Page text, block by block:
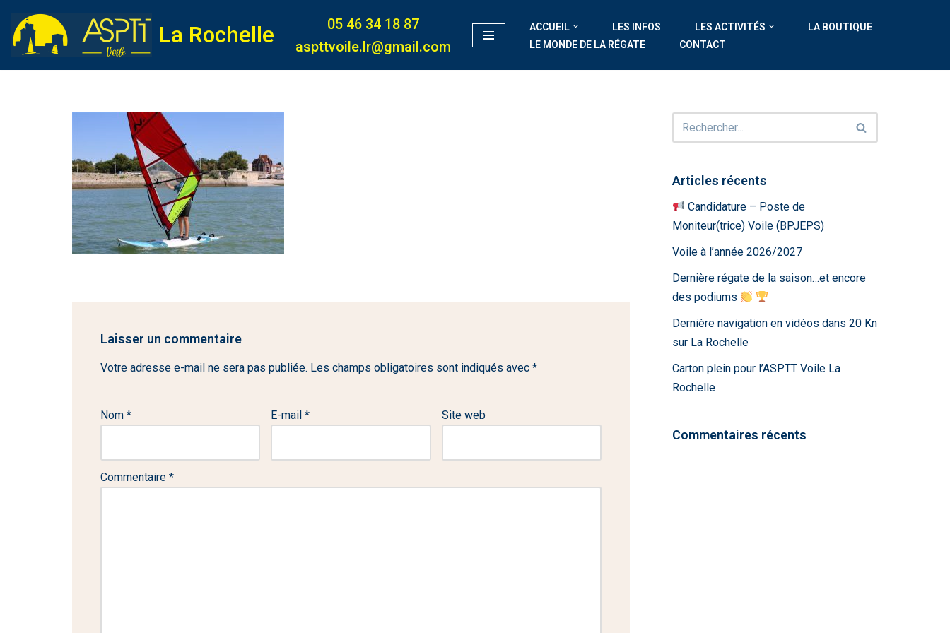
Aller
La Rochelle
05 46 34 18 87
aspttvoile.lr@gmail.com
ACCUEIL LES INFOS LES ACTIVITÉS
LA BOUTIQUE
LE MONDE DE LA RÉGATE
CONTACT
Laisser un commentaire
Votre adresse e-mail ne sera pas publiée. Les champs obligatoires sont indiqués avec *
Nom * E-mail* Site web
Commentaire *
Articles récents
Candidature – Poste de
Moniteur(trice) Voile (BPJEPS)
Voile à l’année 2026/2027
Dernière régate de la saison…et encore
des podiums
Dernière navigation en vidéos dans 20 Kn
sur La Rochelle
Carton plein pour l’ASPTT Voile La
Rochelle
Commentaires récents